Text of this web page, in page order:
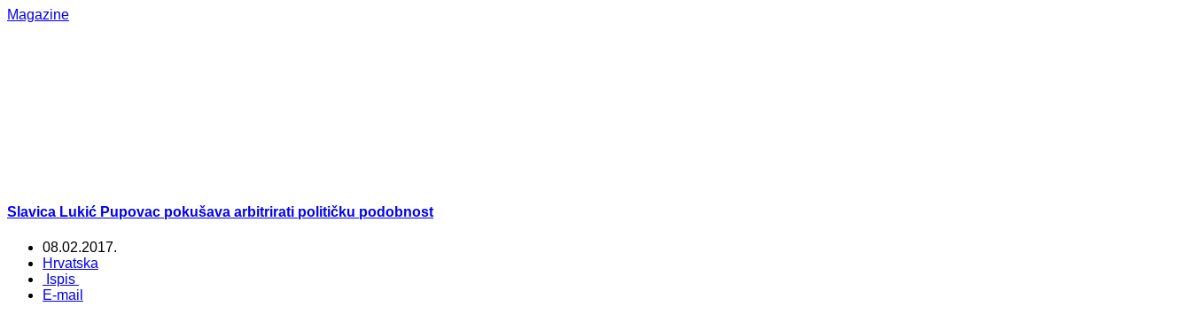
Magazine
Slavica Lukić Pupovac pokušava arbitrirati političku podobnost
08.02.2017.
Hrvatska
Ispis
E-mail